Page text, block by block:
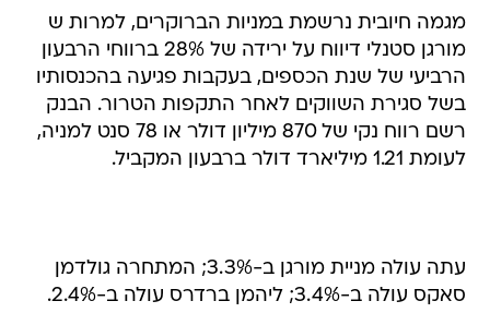
מגמה חיובית נרשמת במניות הברוקרים, למרות ש
מורגן סטנלי דיווח על ירידה של 28% ברווחי הרבעון
הרביעי של שנת הכספים, בעקבות פגיעה בהכנסותיו
בשל סגירת השווקים לאחר התקפות הטרור. הבנק
רשם רווח נקי של 870 מיליון דולר או 78 סנט למניה,
לעומת 1.21 מיליארד דולר ברבעון המקביל.
עתה עולה מניית מורגן ב-3.3%; המתחרה גולדמן
סאקס עולה ב-3.4%; ליהמן ברדרס עולה ב-2.4%.